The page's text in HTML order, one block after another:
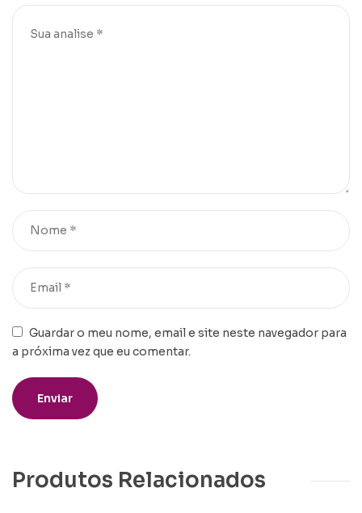
Guardar o meu nome, email e site neste navegador para
a próxima vez que eu comentar.
Produtos Relacionados